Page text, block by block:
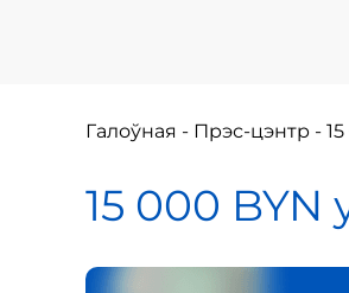
Галоўная - Прэс-цэнтр -
15 000